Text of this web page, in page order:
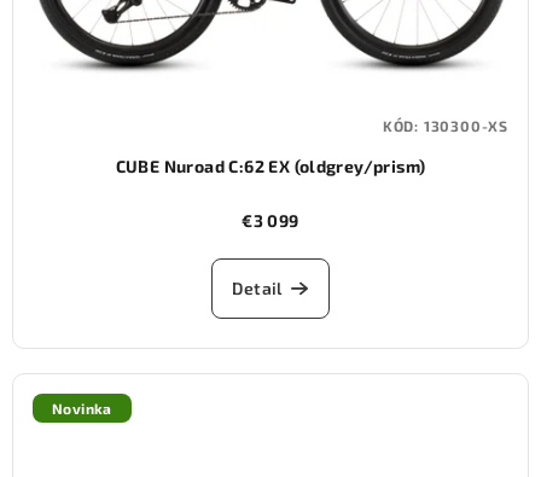
CUBE Nuroad C:62 EX (oldgrey/prism)
€3 099
Detail
KÓD: 130300-XS
Novinka